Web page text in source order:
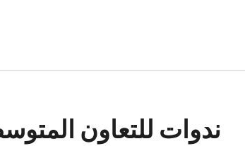
ندوات للتعاون المتوسطي: